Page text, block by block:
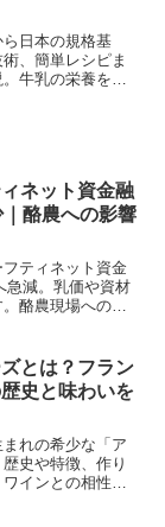
日本の規格基
、簡単レシピま
牛乳の栄養を丸
ネット資金融
酪農への影響
ティネット資金
急減。乳価や資材
酪農現場への影
とは？フラン
史と味わいを
れの希少な「ア
史や特徴、作り
インとの相性ま